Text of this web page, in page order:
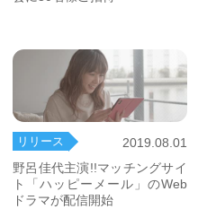
リリース
2019.08.01
野呂佳代主演!!マッチングサイ
ト「ハッピーメール」のWeb
ドラマが配信開始